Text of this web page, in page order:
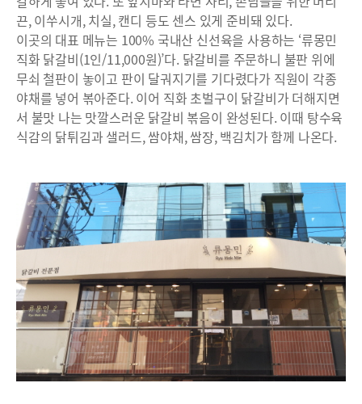
끈, 이쑤시개, 치실, 캔디 등도 센스 있게 준비돼 있다.
이곳의 대표 메뉴는 100% 국내산 신선육을 사용하는 ‘류몽민
직화 닭갈비(1인/11,000원)’다. 닭갈비를 주문하니 불판 위에
무쇠 철판이 놓이고 판이 달궈지기를 기다렸다가 직원이 각종
야채를 넣어 볶아준다. 이어 직화 초벌구이 닭갈비가 더해지면
서 불맛 나는 맛깔스러운 닭갈비 볶음이 완성된다. 이때 탕수육
식감의 닭튀김과 샐러드, 쌈야채, 쌈장, 백김치가 함께 나온다.